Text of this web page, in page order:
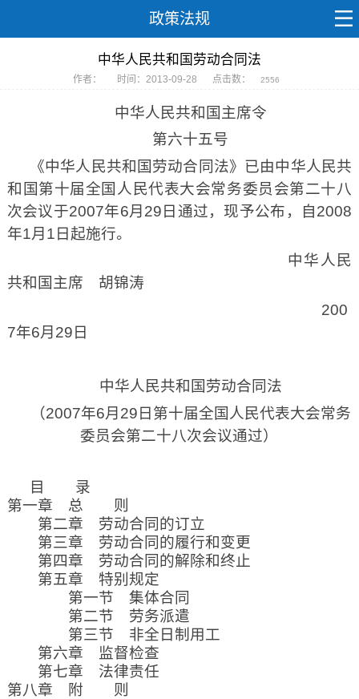
政策法规
中华人民共和国劳动合同法
作者： 时间：2013-09-28 点击数： 2556
中华人民共和国主席令
第六十五号
《中华人民共和国劳动合同法》已由中华人民共
和国第十届全国人民代表大会常务委员会第二十八
次会议于2007年6月29日通过，现予公布，自2008
年1月1日起施行。
中华人民
共和国主席 胡锦涛
200
7年6月29日
中华人民共和国劳动合同法
（2007年6月29日第十届全国人民代表大会常务
委员会第二十八次会议通过）
目 录
第一章 总 则
第二章 劳动合同的订立
第三章 劳动合同的履行和变更
第四章 劳动合同的解除和终止
第五章 特别规定
第一节 集体合同
第二节 劳务派遣
第三节 非全日制用工
第六章 监督检查
第七章 法律责任
第八章 附 则